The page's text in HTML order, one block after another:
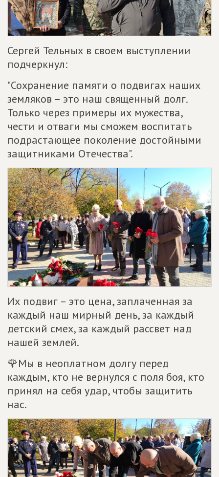
Сергей Тельных в своем выступлении
подчеркнул:
"Сохранение памяти о подвигах наших
земляков – это наш священный долг.
Только через примеры их мужества,
чести и отваги мы сможем воспитать
подрастающее поколение достойными
защитниками Отечества".
Их подвиг – это цена, заплаченная за
каждый наш мирный день, за каждый
детский смех, за каждый рассвет над
нашей землей.
🌹Мы в неоплатном долгу перед
каждым, кто не вернулся с поля боя, кто
принял на себя удар, чтобы защитить
нас.